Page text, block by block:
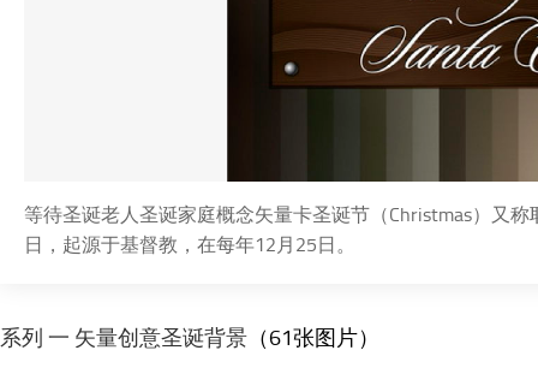
等待圣诞老人圣诞家庭概念矢量卡圣诞节（Christmas）又
日，起源于基督教，在每年12月25日。
系列 一 矢量创意圣诞背景 （61张图片）